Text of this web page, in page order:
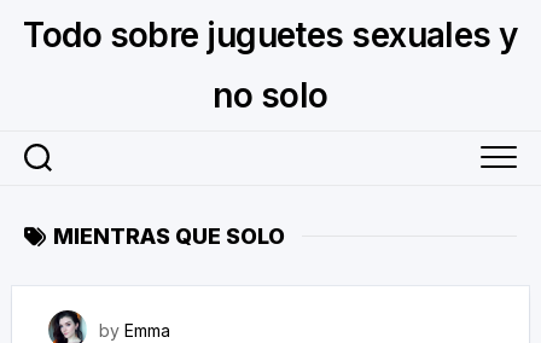
Todo sobre juguetes sexuales y
no solo
MIENTRAS QUE SOLO
by Emma